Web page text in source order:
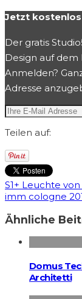
Jetzt
Der gratis
Design auf
Anmelden?
Adresse
Teilen auf:
S1+ Leuchte
imm cologne
Ähnliche
Domus
Architetti